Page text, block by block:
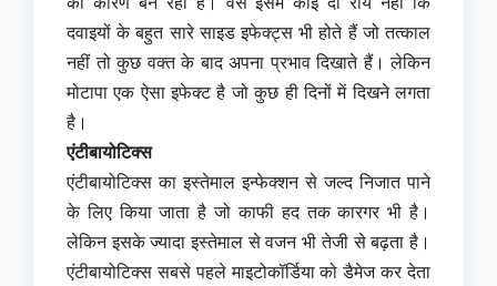
दवाइयों के बहुत सारे साइड इफेक्ट्स भी होते हैं जो तत्काल
नहीं तो कुछ वक्त के बाद अपना प्रभाव दिखाते हैं। लेकिन
मोटापा एक ऐसा इफेक्ट है जो कुछ ही दिनों में दिखने लगता
है।
एंटीबायोटिक्स
एंटीबायोटिक्स का इस्तेमाल इन्फेक्शन से जल्द निजात पाने
के लिए किया जाता है जो काफी हद तक कारगर भी है।
लेकिन इसके ज्यादा इस्तेमाल से वजन भी तेजी से बढ़ता है।
एंटीबायोटिक्स सबसे पहले माइटोकॉर्डिया को डैमेज कर देता